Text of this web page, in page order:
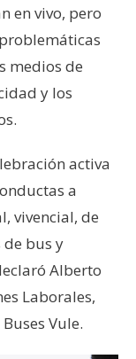
en vivo, pero
medios de
y los
activa
a
vivencial, de
bus y
Alberto
Laborales,
Vule.